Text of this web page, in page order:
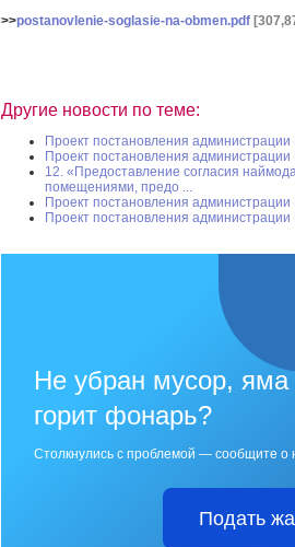
>>postanovlenie-soglasie-na-obmen.pdf
Другие новости по теме:
Проект постановления администрации
Проект постановления администрации
12. «Предоставление согласия
помещениями, предо ...
Проект постановления администрации
Проект постановления администрации
Не убран мусор, яма
горит фонарь?
Столкнулись с проблемой — сообщите о
Подать